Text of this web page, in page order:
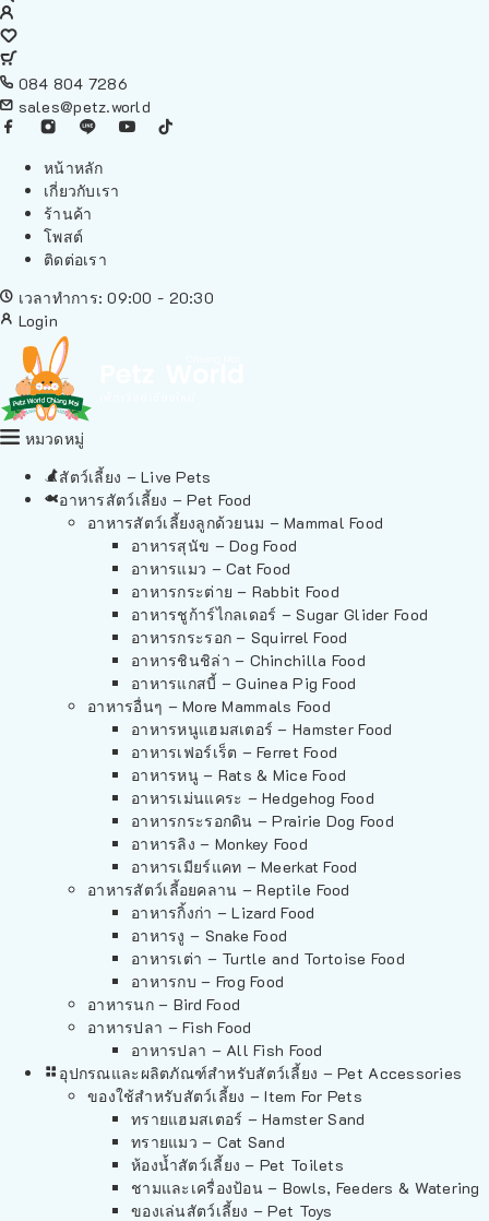
084 804 7286
sales@petz.world
หน้าหลัก
เกี่ยวกับเรา
ร้านค้า
โพสต์
ติดต่อเรา
เวลาทำการ: 09:00 - 20:30
Login
หมวดหมู่
สัตว์เลี้ยง – Live Pets
อาหารสัตว์เลี้ยง – Pet Food
อาหารสัตว์เลี้ยงลูกด้วยนม – Mammal Food
อาหารสุนัข – Dog Food
อาหารแมว – Cat Food
อาหารกระต่าย – Rabbit Food
อาหารชูก้าร์ไกลเดอร์ – Sugar Glider Food
อาหารกระรอก – Squirrel Food
อาหารชินชิล่า – Chinchilla Food
อาหารแกสบี้ – Guinea Pig Food
อาหารอื่นๆ – More Mammals Food
อาหารหนูแฮมสเตอร์ – Hamster Food
อาหารเฟอร์เร็ต – Ferret Food
อาหารหนู – Rats & Mice Food
อาหารเม่นแคระ – Hedgehog Food
อาหารกระรอกดิน – Prairie Dog Food
อาหารลิง – Monkey Food
อาหารเมียร์แคท – Meerkat Food
อาหารสัตว์เลี้อยคลาน – Reptile Food
อาหารกิ้งก่า – Lizard Food
อาหารงู – Snake Food
อาหารเต่า – Turtle and Tortoise Food
อาหารกบ – Frog Food
อาหารนก – Bird Food
อาหารปลา – Fish Food
อาหารปลา – All Fish Food
อุปกรณและผลิตภัณฑ์สำหรับสัตว์เลี้ยง – Pet Accessories
ของใช้สำหรับสัตว์เลี้ยง – Item For Pets
ทรายแฮมสเตอร์ – Hamster Sand
ทรายแมว – Cat Sand
ห้องน้ำสัตว์เลี้ยง – Pet Toilets
ชามและเครื่องป้อน – Bowls, Feeders & Watering
ของเล่นสัตว์เลี้ยง – Pet Toys